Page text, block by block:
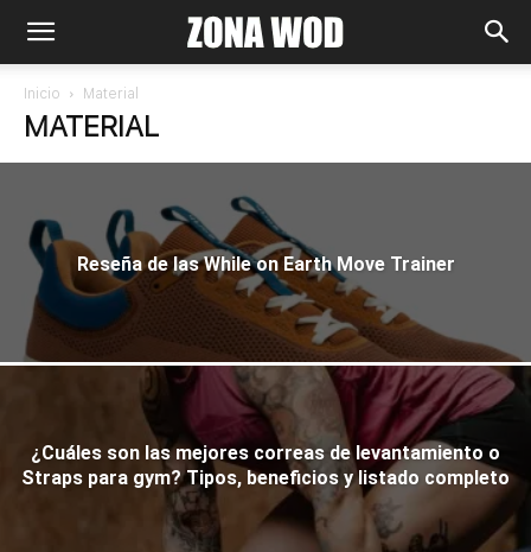
Inicio Material
MATERIAL
Reseña de las While on Earth Move Trainer
¿Cuáles son las mejores correas de levantamiento o
Straps para gym? Tipos, beneficios y listado completo